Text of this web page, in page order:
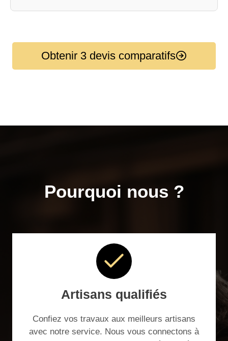
Obtenir 3 devis comparatifs
Pourquoi nous ?
Artisans qualifiés
Confiez vos travaux aux meilleurs artisans
avec notre service. Nous vous connectons à